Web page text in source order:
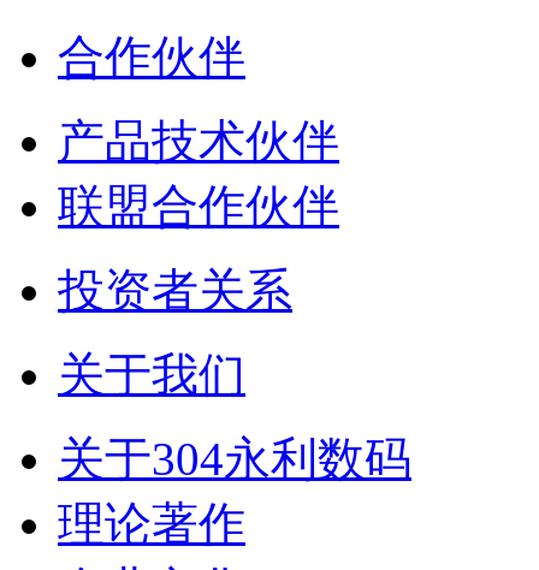
合作伙伴
产品技术伙伴
联盟合作伙伴
投资者关系
关于我们
关于304永利数码
理论著作